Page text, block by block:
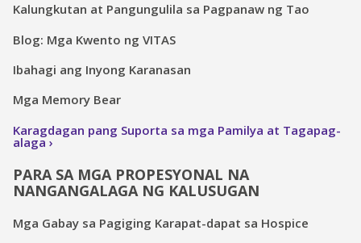
Kalungkutan at Pangungulila sa Pagpanaw ng Tao
Blog: Mga Kwento ng VITAS
Ibahagi ang Inyong Karanasan
Mga Memory Bear
Karagdagan pang Suporta sa mga Pamilya at Tagapag-
alaga
PARA SA MGA PROPESYONAL NA
NANGANGALAGA NG KALUSUGAN
Mga Gabay sa Pagiging Karapat-dapat sa Hospice